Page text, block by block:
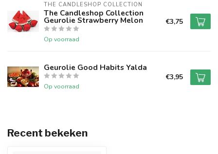
THE CANDLESHOP COLLECTION
The Candleshop Collection
Geurolie Strawberry Melon
Op voorraad
€3,75
Geurolie Good Habits Yalda
Op voorraad
€3,95
Recent bekeken